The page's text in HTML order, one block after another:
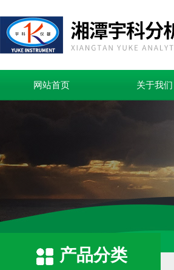
网站首页 关于我们
产品分类